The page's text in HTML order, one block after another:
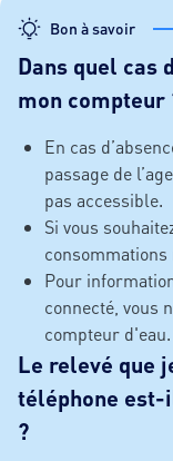
Bon à savoir
Dans quel
mon compteur
En cas
passage de
pas accessible.
Si vous
Pour
connecté, vous
compteur
Le relevé que
téléphone est-
?